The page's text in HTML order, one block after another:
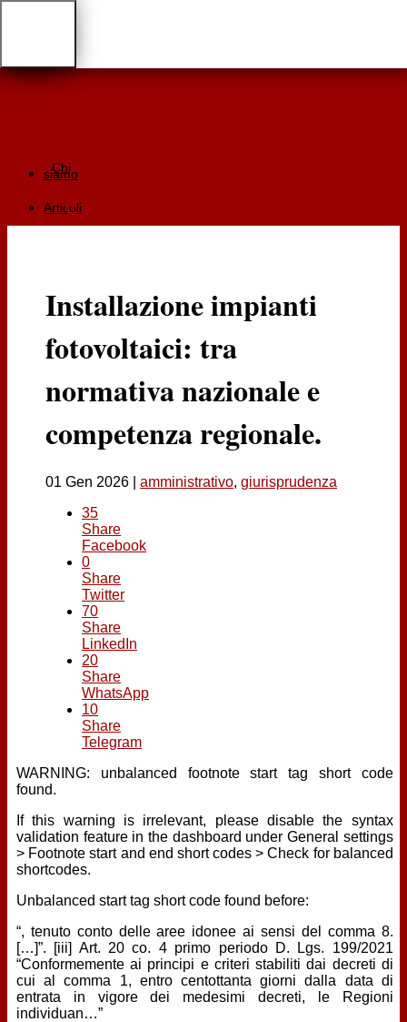
Chi
siamo
Articoli
Recensioni
Documentazione
Installazione impianti
fotovoltaici: tra
normativa nazionale e
competenza regionale.
01 Gen 2026 amministrativo, giurisprudenza
35
Share
Facebook
0
Share
Twitter
70
Share
LinkedIn
20
Share
WhatsApp
10
Share
Telegram
WARNING: unbalanced footnote start tag short code
found.
If this warning is irrelevant, please disable the syntax
validation feature in the dashboard under General settings
> Footnote start and end short codes > Check for balanced
shortcodes.
Unbalanced start tag short code found before:
“, tenuto conto delle aree idonee ai sensi del comma 8.
[…]”. [iii] Art. 20 co. 4 primo periodo D. Lgs. 199/2021
“Conformemente ai principi e criteri stabiliti dai decreti di
cui al comma 1, entro centottanta giorni dalla data di
entrata in vigore dei medesimi decreti, le Regioni
individuan…”